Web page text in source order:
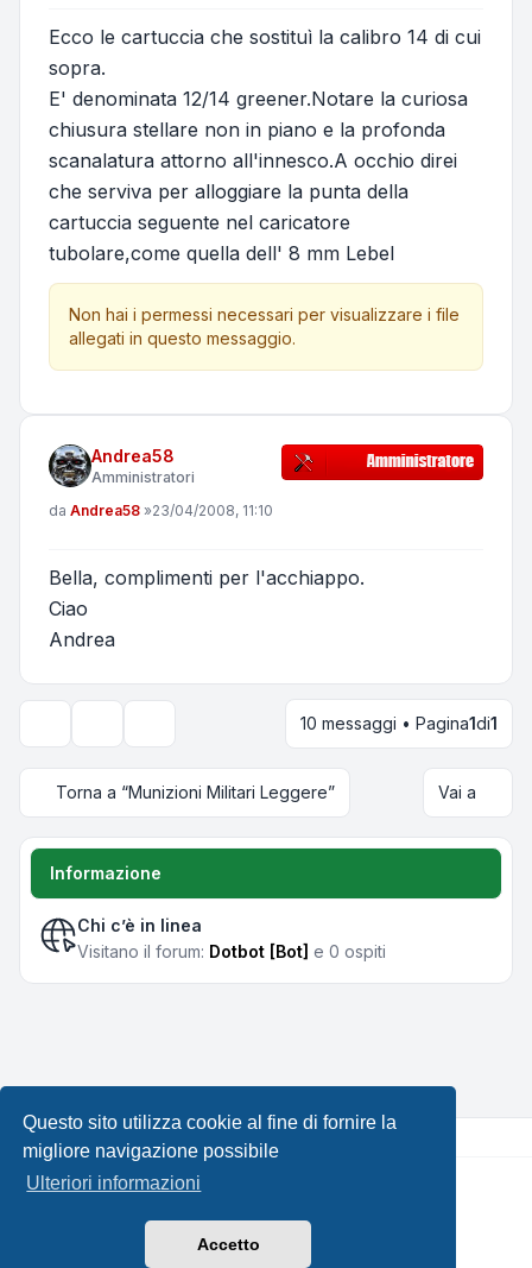
Questo sito utilizza cookie al fine di fornire la
migliore navigazione possibile
Ulteriori informazioni
Accetto
Ecco le cartuccia che sostituì la calibro 14 di cui
sopra.
E' denominata 12/14 greener.Notare la curiosa
chiusura stellare non in piano e la profonda
scanalatura attorno all'innesco.A occhio direi
che serviva per alloggiare la punta della
cartuccia seguente nel caricatore
tubolare,come quella dell' 8 mm Lebel
Non hai i permessi necessari per visualizzare i file
allegati in questo messaggio.
Andrea58
Amministratori
Messaggio
da Andrea58 »23/04/2008, 11:10
Bella, complimenti per l'acchiappo.
Ciao
Andrea
Opzioni di visualizzazione e ordinamento
10 messaggi • Pagina1di1
Torna a “Munizioni Militari Leggere” Vai a
Informazione
Chi c’è in linea
Visitano il forum: Dotbot [Bot] e 0 ospiti
Creato daphpBB® Forum Software © phpBB Limited •
Leenoz.com
phpBB-Italia.it